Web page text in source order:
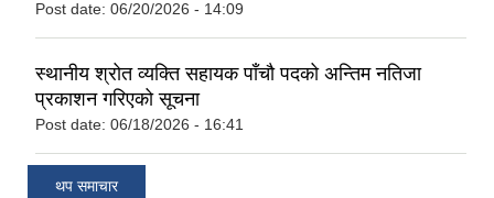
Post date: 06/20/2026 - 14:09
स्थानीय श्रोत व्यक्ति सहायक पाँचौ पदको अन्तिम नतिजा
प्रकाशन गरिएको सूचना
Post date: 06/18/2026 - 16:41
थप समाचार